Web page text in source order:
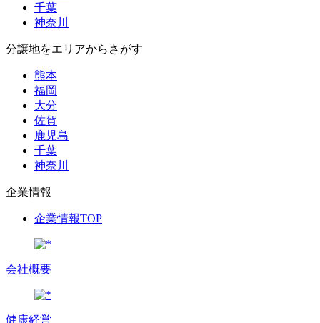
千葉
神奈川
分譲地をエリアからさがす
熊本
福岡
大分
佐賀
鹿児島
千葉
神奈川
企業情報
企業情報TOP
会社概要
健康経営